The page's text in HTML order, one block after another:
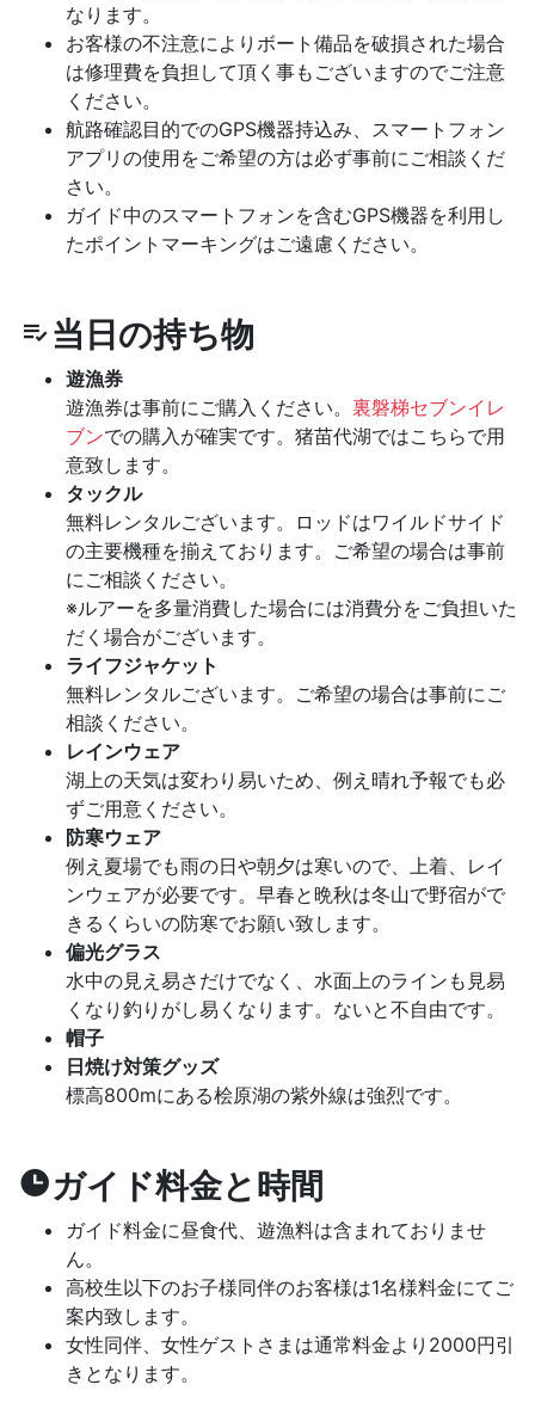
なります。
お客様の不注意によりボート備品を破損された場合
は修理費を負担して頂く事もございますのでご注意
ください。
航路確認目的でのGPS機器持込み、スマートフォン
アプリの使用をご希望の方は必ず事前にご相談くだ
さい。
ガイド中のスマートフォンを含むGPS機器を利用し
たポイントマーキングはご遠慮ください。
当日の持ち物
遊漁券
遊漁券は事前にご購入ください。 裏磐梯セブンイレ
ブンでの購入が確実です。猪苗代湖ではこちらで用
意致します。
タックル
無料レンタルございます。ロッドはワイルドサイド
の主要機種を揃えております。ご希望の場合は事前
にご相談ください。
※ルアーを多量消費した場合には消費分をご負担いた
だく場合がございます。
ライフジャケット
無料レンタルございます。ご希望の場合は事前にご
相談ください。
レインウェア
湖上の天気は変わり易いため、例え晴れ予報でも必
ずご用意ください。
防寒ウェア
例え夏場でも雨の日や朝夕は寒いので、上着、レイ
ンウェアが必要です。早春と晩秋は冬山で野宿がで
きるくらいの防寒でお願い致します。
偏光グラス
水中の見え易さだけでなく、水面上のラインも見易
くなり釣りがし易くなります。ないと不自由です。
帽子
日焼け対策グッズ
標高800mにある桧原湖の紫外線は強烈です。
ガイド料金と時間
ガイド料金に昼食代、遊漁料は含まれておりませ
ん。
高校生以下のお子様同伴のお客様は1名様料金にてご
案内致します。
女性同伴、女性ゲストさまは通常料金より2000円引
きとなります。